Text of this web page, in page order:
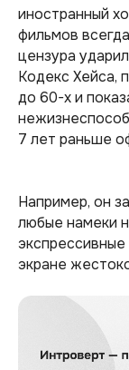
иностранный
фильмов
цензура
Кодекс Хейса,
до 60-х и
7 лет раньше
Например, он
любые намеки
экране